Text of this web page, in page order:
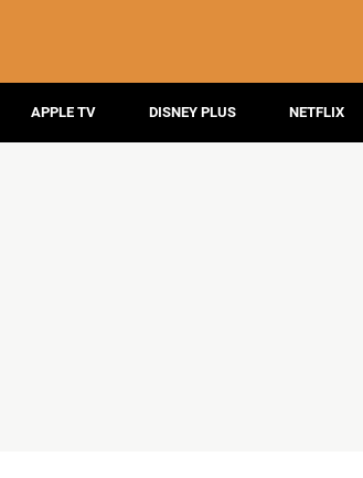
APPLE TV DISNEY PLUS NETFLIX